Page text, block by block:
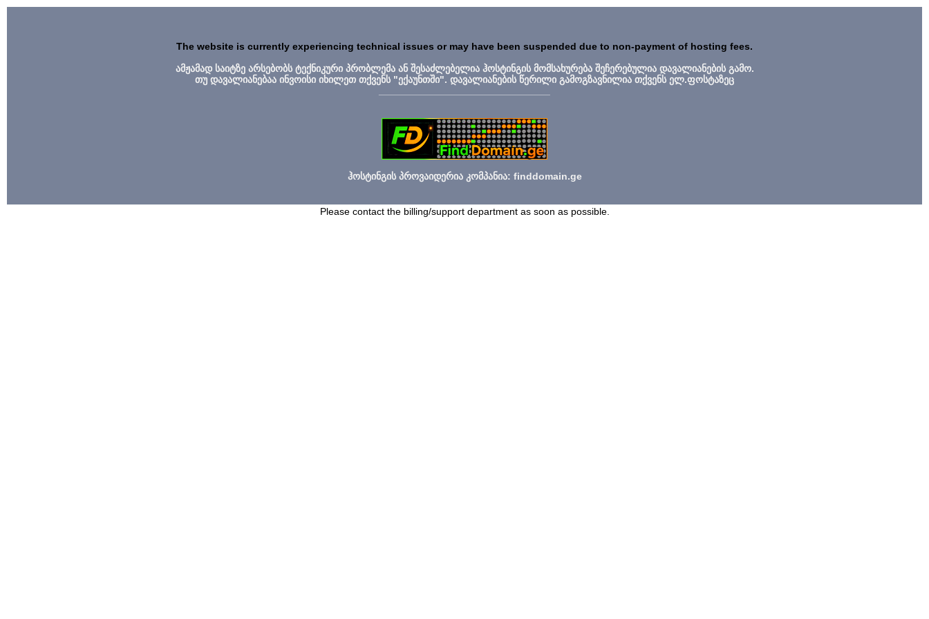
The website is currently experiencing technical issues or may have been suspended due to non-payment of hosting fees.
ამჟამად საიტზე არსებობს ტექნიკური პრობლემა ან შესაძლებელია ჰოსტინგის მომსახურება შეჩერებულია დავალიანების გამო.
თუ დავალიანებაა ინვოისი იხილეთ თქვენს "ექაუნთში". დავალიანების წერილი გამოგზავნილია თქვენს ელ.ფოსტაზეც
ჰოსტინგის პროვაიდერია კომპანია: finddomain.ge
Please contact the billing/support department as soon as possible.